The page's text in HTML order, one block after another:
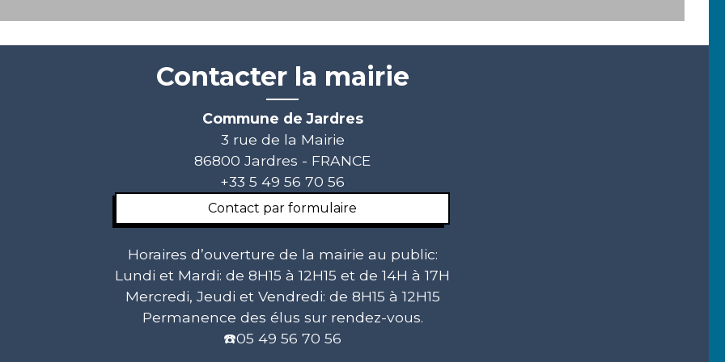
Contacter la mairie
Commune de Jardres
3 rue de la Mairie
86800 Jardres - FRANCE
+33 5 49 56 70 56
Contact par formulaire
Horaires d’ouverture de la mairie au public:
Lundi et Mardi: de 8H15 à 12H15 et de 14H à 17H
Mercredi, Jeudi et Vendredi: de 8H15 à 12H15
Permanence des élus sur rendez-vous.
☎️05 49 56 70 56